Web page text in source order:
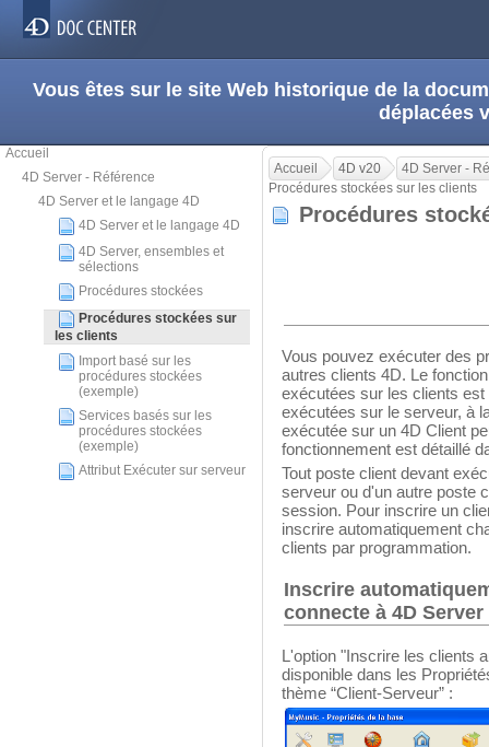
Vous êtes sur le site Web historique de la
déplacées
Accueil
4D Server - Référence
4D Server et le langage 4D
4D Server et le langage 4D
4D Server, ensembles et
sélections
Procédures stockées
Procédures stockées sur
les clients
Import basé sur les
procédures stockées
(exemple)
Services basés sur les
procédures stockées
(exemple)
Attribut Exécuter sur serveur
Accueil 4D v20
4D Server -
Procédures stockées sur les clients
Procédures
Vous pouvez exécuter des
autres clients 4D. Le
exécutées sur les clients
exécutées sur le serveur, à
exécutée sur un 4D Client
fonctionnement est détaillé
Tout poste client devant
serveur ou d'un autre poste
session. Pour inscrire un
inscrire automatiquement
clients par programmation.
Inscrire
connecte à 4D Server
L'option "Inscrire les clients
disponible dans les
thème “Client-Serveur” :